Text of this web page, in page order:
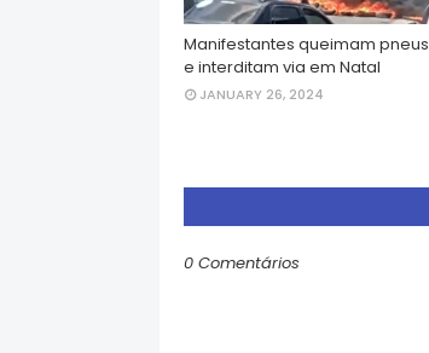
Manifestantes queimam pneus
e interditam via em Natal
JANUARY 26, 2024
0 Comentários